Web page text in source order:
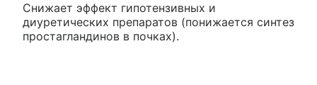
Снижает эффект гипотензивных и
диуретических препаратов (понижается синтез
простагландинов в почках).